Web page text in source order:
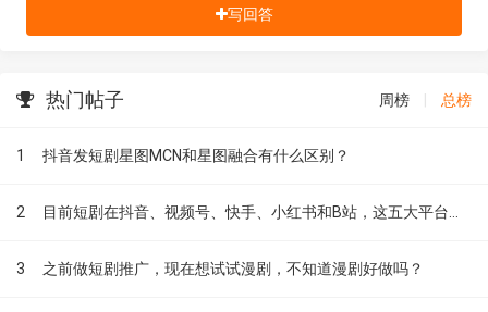
写回答
热门帖子 周榜 总榜
1 抖音发短剧星图MCN和星图融合有什么区别？
2
3 之前做短剧推广，现在想试试漫剧，不知道漫剧好做吗？